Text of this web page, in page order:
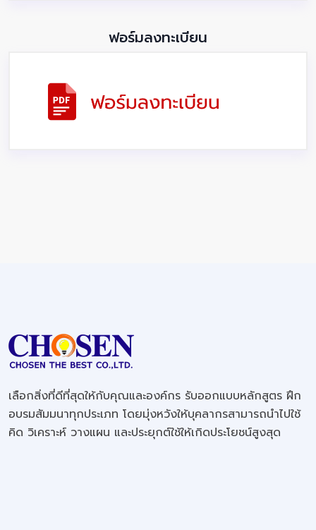
ฟอร์มลงทะเบียน
เลือกสิ่งที่ดีที่สุดให้กับคุณและองค์กร รับออกแบบหลักสูตร ฝึก
อบรมสัมมนาทุกประเภท โดยมุ่งหวังให้บุคลากรสามารถนำไปใช้
คิด วิเคราะห์ วางแผน และประยุกต์ใช้ให้เกิดประโยชน์สูงสุด